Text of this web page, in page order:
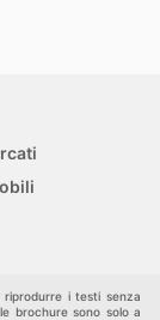
i testi senza
brochure sono solo a